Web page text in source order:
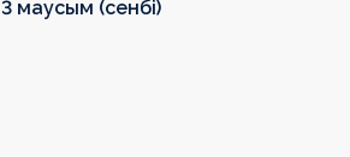
3 маусым (сенбі)